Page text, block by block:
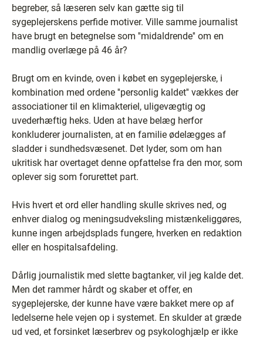
begreber, så læseren selv kan gætte sig til
sygeplejerskens perfide motiver. Ville samme journalist
have brugt en betegnelse som ''midaldrende'' om en
mandlig overlæge på 46 år?
Brugt om en kvinde, oven i købet en sygeplejerske, i
kombination med ordene ''personlig kaldet'' vækkes der
associationer til en klimakteriel, uligevægtig og
uvederhæftig heks. Uden at have belæg herfor
konkluderer journalisten, at en familie ødelægges af
sladder i sundhedsvæsenet. Det lyder, som om han
ukritisk har overtaget denne opfattelse fra den mor, som
oplever sig som forurettet part.
Hvis hvert et ord eller handling skulle skrives ned, og
enhver dialog og meningsudveksling mistænkeliggøres,
kunne ingen arbejdsplads fungere, hverken en redaktion
eller en hospitalsafdeling.
Dårlig journalistik med slette bagtanker, vil jeg kalde det.
Men det rammer hårdt og skaber et offer, en
sygeplejerske, der kunne have være bakket mere op af
ledelserne hele vejen op i systemet. En skulder at græde
ud ved, et forsinket læserbrev og psykologhjælp er ikke